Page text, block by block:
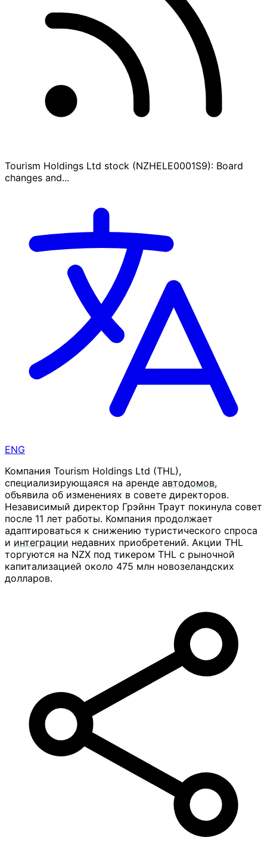
Tourism Holdings Ltd stock (NZHELE0001S9): Board
changes and...
ENG
Компания Tourism Holdings Ltd (THL),
специализирующаяся на аренде автодомов,
объявила об изменениях в совете директоров.
Независимый директор Грэйнн Траут покинула совет
после 11 лет работы. Компания продолжает
адаптироваться к снижению туристического спроса
и интеграции недавних приобретений. Акции THL
торгуются на NZX под тикером THL с рыночной
капитализацией около 475 млн новозеландских
долларов.